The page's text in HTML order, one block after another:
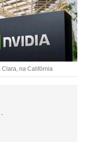
Clara, na Califórnia